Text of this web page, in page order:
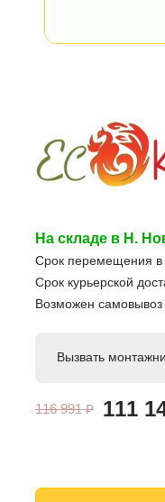
На складе в Н.
Срок перемещения
Срок курьерской
Возможен самовывоз
116 991₽ 111
Вызвать